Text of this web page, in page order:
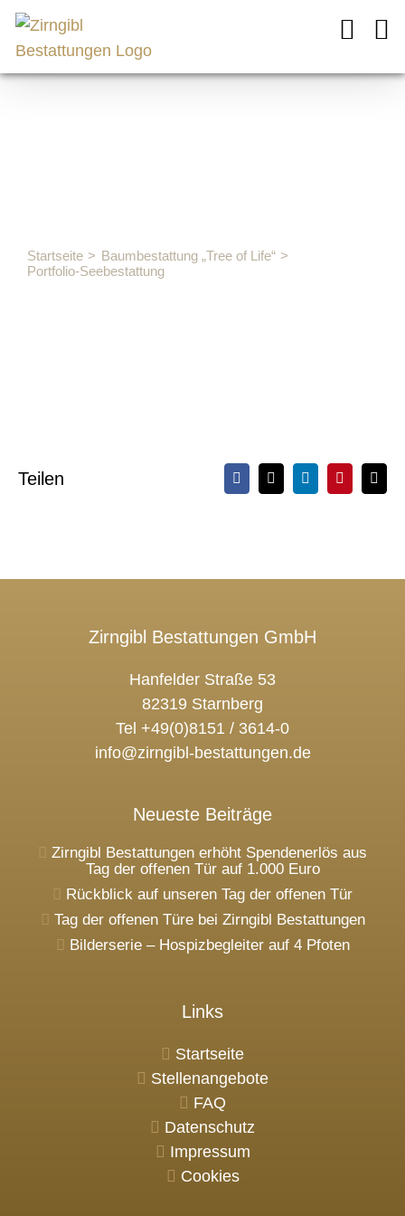
Zum
Startseite
Baumbestattung „Tree of Life“
Portfolio-Seebestattung
Teilen Facebook
X LinkedInPinterest
E-
Mail
Zirngibl Bestattungen GmbH
Hanfelder Straße 53
82319 Starnberg
Tel +49(0)8151 / 3614-0
info@zirngibl-bestattungen.de
Neueste Beiträge
Zirngibl Bestattungen erhöht Spendenerlös aus
Tag der offenen Tür auf 1.000 Euro
Rückblick auf unseren Tag der offenen Tür
Tag der offenen Türe bei Zirngibl Bestattungen
Bilderserie – Hospizbegleiter auf 4 Pfoten
Links
Startseite
Stellenangebote
FAQ
Datenschutz
Impressum
Cookies